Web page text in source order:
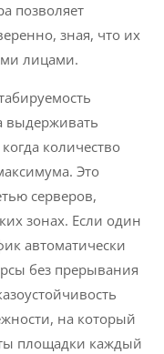
позволяет
зная, что их
лицами.
выдерживать
количество
Это
серверов,
зонах. Если один
автоматически
без прерывания
на который
площадки каждый